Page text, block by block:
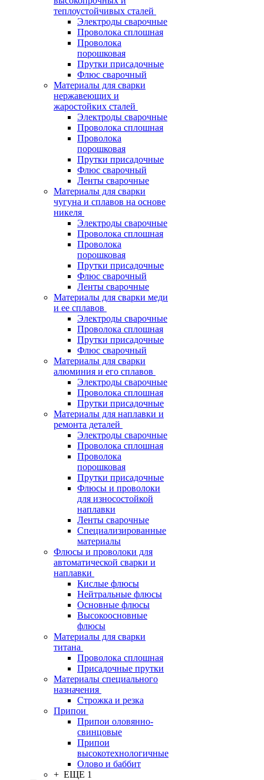
теплоустойчивых сталей
Электроды сварочные
Проволока сплошная
Проволока
порошковая
Прутки присадочные
Флюс сварочный
Материалы для сварки
нержавеющих и
жаростойких сталей
Электроды сварочные
Проволока сплошная
Проволока
порошковая
Прутки присадочные
Флюс сварочный
Ленты сварочные
Материалы для сварки
чугуна и сплавов на основе
никеля
Электроды сварочные
Проволока сплошная
Проволока
порошковая
Прутки присадочные
Флюс сварочный
Ленты сварочные
Материалы для сварки меди
и ее сплавов
Электроды сварочные
Проволока сплошная
Прутки присадочные
Флюс сварочный
Материалы для сварки
алюминия и его сплавов
Электроды сварочные
Проволока сплошная
Прутки присадочные
Материалы для наплавки и
ремонта деталей
Электроды сварочные
Проволока сплошная
Проволока
порошковая
Прутки присадочные
Флюсы и проволоки
для износостойкой
наплавки
Ленты сварочные
Специализированные
материалы
Флюсы и проволоки для
автоматической сварки и
наплавки
Кислые флюсы
Нейтральные флюсы
Основные флюсы
Высокоосновные
флюсы
Материалы для сварки
титана
Проволока сплошная
Присадочные прутки
Материалы специального
назначения
Строжка и резка
Припои
Припои оловянно-
свинцовые
Припои
высокотехнологичные
Олово и баббит
+ ЕЩЕ 1